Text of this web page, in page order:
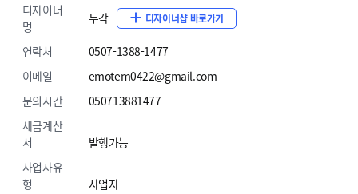
100% 반응형 디자인
데스크탑부터 태블릿, 스마트폰까지 다양한
화면크기를 자동으로 인식해서 컨텐츠를 방문자가
가장 보기 편한 레이아웃으로 자동변경해서
01
디자이너
명
두각 디자이너샵 바로가기
연락처
0507-1388-1477
이메일
emotem0422@gmail.com
문의시간
050713881477
세금계산
서
발행가능
사업자유
형
사업자